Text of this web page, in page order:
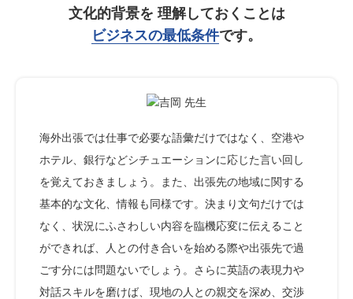
文化的背景を 理解しておくことは
ビジネスの最低条件です。
海外出張では仕事で必要な語彙だけではなく、空港や
ホテル、銀行などシチュエーションに応じた言い回し
を覚えておきましょう。また、出張先の地域に関する
基本的な文化、情報も同様です。決まり文句だけでは
なく、状況にふさわしい内容を臨機応変に伝えること
ができれば、人との付き合いを始める際や出張先で過
ごす分には問題ないでしょう。さらに英語の表現力や
対話スキルを磨けば、現地の人との親交を深め、交渉